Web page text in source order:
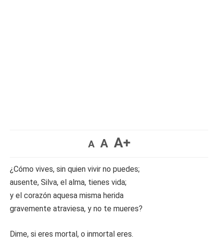
A A A+
¿Cómo vives, sin quien vivir no puedes;
ausente, Silva, el alma, tienes vida;
y el corazón aquesa misma herida
gravemente atraviesa, y no te mueres?
Dime, si eres mortal, o inmortal eres.